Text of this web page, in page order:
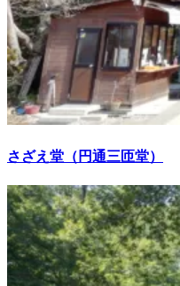
さざえ堂（円通三匝堂）